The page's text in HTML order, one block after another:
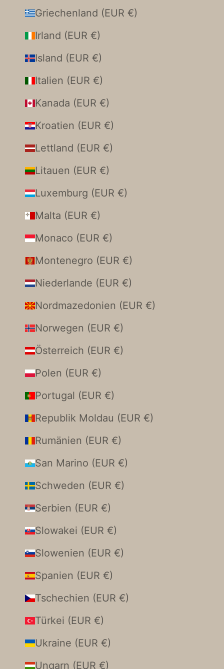
Griechenland (EUR €)
Irland (EUR €)
Island (EUR €)
Italien (EUR €)
Kanada (EUR €)
Kroatien (EUR €)
Lettland (EUR €)
Litauen (EUR €)
Luxemburg (EUR €)
Malta (EUR €)
Monaco (EUR €)
Montenegro (EUR €)
Niederlande (EUR €)
Nordmazedonien (EUR €)
Norwegen (EUR €)
Österreich (EUR €)
Polen (EUR €)
Portugal (EUR €)
Republik Moldau (EUR €)
Rumänien (EUR €)
San Marino (EUR €)
Schweden (EUR €)
Serbien (EUR €)
Slowakei (EUR €)
Slowenien (EUR €)
Spanien (EUR €)
Tschechien (EUR €)
Türkei (EUR €)
Ukraine (EUR €)
Ungarn (EUR €)